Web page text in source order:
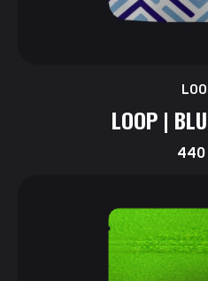
LOOP |